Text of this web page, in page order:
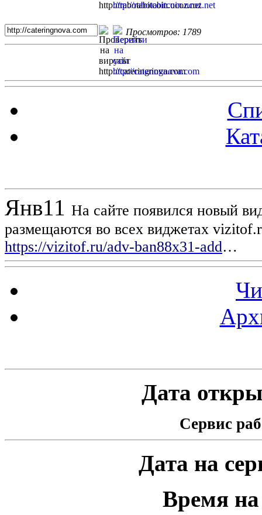
Просмотров: 1789
Янв11 На сайте появился новый
размещаются во всех виджетах
https://vizitof.ru/adv-ban88x31-add…
Дата
Сервис
Дата на
Время на